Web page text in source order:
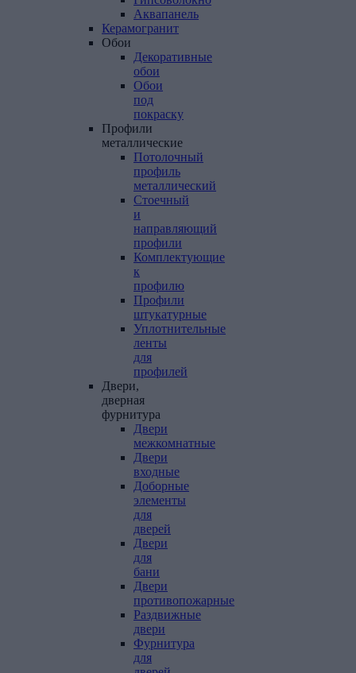
Аквапанель
Керамогранит
Обои
Декоративные
обои
Обои
под
покраску
Профили
металлические
Потолочный
профиль
металлический
Стоечный
и
направляющий
профили
Комплектующие
к
профилю
Профили
штукатурные
Уплотнительные
ленты
для
профилей
Двери,
дверная
фурнитура
Двери
межкомнатные
Двери
входные
Доборные
элементы
для
дверей
Двери
для
бани
Двери
противопожарные
Раздвижные
двери
Фурнитура
для